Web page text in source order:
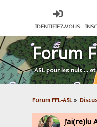
IDENTIFIEZ-VOUS
Forum
ASL pour les nuls …
Forum FFL-ASL»
J'ai(re)lu